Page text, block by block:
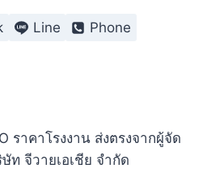
Line Phone
ราคาโรงงาน ส่งตรงจากผู้จัด
ท จีวายเอเชีย จำกัด